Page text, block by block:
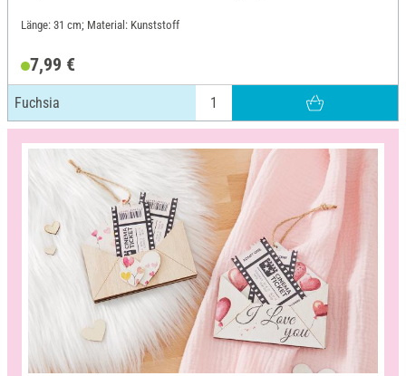
Länge: 31 cm; Material: Kunststoff
7,99 €
Fuchsia